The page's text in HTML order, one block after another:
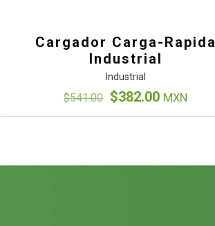
Cargador Carga-Rapida
Industrial
Industrial
$541.00 El
$382.00ElMXN